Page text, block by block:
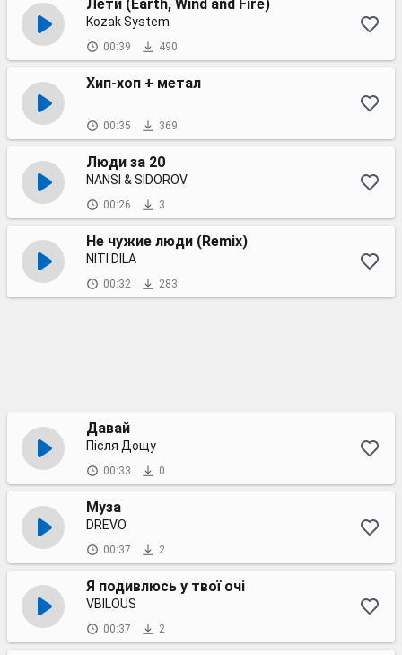
Лети (Earth, Wind and Fire)
Kozak System
00:39 490
Хип-хоп + метал
00:35 369
Люди за 20
NANSI & SIDOROV
00:26 3
Не чужие люди (Remix)
NITI DILA
00:32 283
Давай
Після Дощу
00:33 0
Муза
DREVO
00:37 2
Я подивлюсь у твої очі
VBILOUS
00:37 2